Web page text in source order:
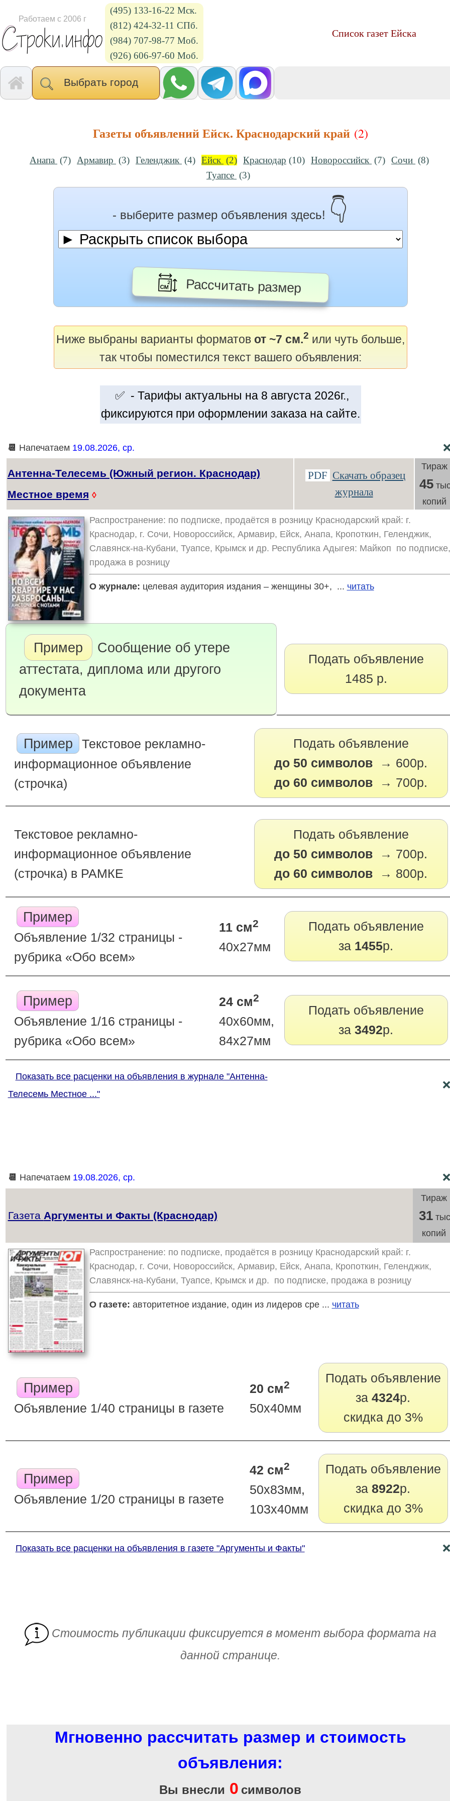
Работаем с 2006 г
(495) 133-16-22 Мск.
(812) 424-32-11 СПб.
(984) 707-98-77 Моб.
(926) 606-97-60 Моб.
Список газет Ейска
Выбрать город
Газеты объявлений Ейск. Краснодарский край (2)
Анапа (7) Армавир (3) Геленджик (4) Ейск (2) Краснодар (10) Новороссийск (7) Сочи (8)
Туапсе (3)
- выберите размер объявления здесь! 👇
Рассчитать размер
Ниже выбраны варианты форматов от ~7 см.2 или чуть больше,
так чтобы поместился текст вашего объявления:
✅ - Тарифы актуальны на 8 августа 2026г.,
фиксируются при оформлении заказа на сайте.
📆 Напечатаем 19.08.2026, ср.
Антенна-Телесемь (Южный регион. Краснодар)
Местное время ◊
PDF Скачать образец
журнала
Тираж
45
копий
Распространение: по подписке, продаётся в розницу Краснодарский край: г.
Краснодар, г. Сочи, Новороссийск, Армавир, Ейск, Анапа, Кропоткин, Геленджик,
Славянск-на-Кубани, Туапсе, Крымск и др. Республика Адыгея: Майкоп по подписке,
продажа в розницу
О журнале: целевая аудитория издания – женщины 30+, ... читать
Пример
Сообщение об утере
аттестата, диплома или другого
документа
Подать объявление
1485 р.
Пример
Текстовое рекламно-
информационное объявление
(строчка)
Подать объявление
до 50 символов → 600р.
до 60 символов → 700р.
Текстовое рекламно-
информационное объявление
(строчка) в РАМКЕ
Подать объявление
до 50 символов → 700р.
до 60 символов → 800р.
Пример
Объявление 1/32 страницы -
рубрика «Обо всем»
11 см2
40х27мм
Подать объявление
за 1455р.
Пример
Объявление 1/16 страницы -
рубрика «Обо всем»
24 см2
40х60мм,
84х27мм
Подать объявление
за3492р.
Показать все расценки на объявления в журнале "Антенна-
Телесемь Местное ..."
📆 Напечатаем 19.08.2026, ср.
Газета Аргументы и Факты (Краснодар)
Тираж
31
копий
Распространение: по подписке, продаётся в розницу Краснодарский край: г.
Краснодар, г. Сочи, Новороссийск, Армавир, Ейск, Анапа, Кропоткин, Геленджик,
Славянск-на-Кубани, Туапсе, Крымск и др. по подписке, продажа в розницу
О газете: авторитетное издание, один из лидеров сре ... читать
Пример
Объявление 1/40 страницы в газете
20 см2
50х40мм
Подать объявление
за4324р.
скидка до 3%
Пример
Объявление 1/20 страницы в газете
42 см2
50х83мм,
103х40мм
Подать объявление
за8922р.
скидка до 3%
Показать все расценки на объявления в газете "Аргументы и Факты"
Cтоимость публикации фиксируется в момент выбора формата на
данной странице.
Мгновенно рассчитать размер и стоимость
объявления:
Вы внесли 0 символов